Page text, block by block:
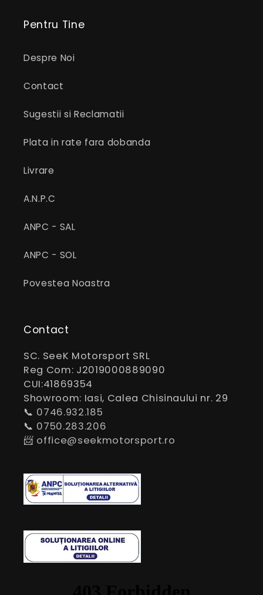
Pentru Tine
Despre Noi
Contact
Sugestii si Reclamatii
Plata in rate fara dobanda
Livrare
A.N.P.C
ANPC - SAL
ANPC - SOL
Povestea Noastra
Contact
SC. SeeK Motorsport SRL
Reg Com: J2019000889090
CUI:41869354
Showroom: Iasi, Calea Chisinaului nr. 29
📞 0746.932.185
📞 0750.283.206
📨 office@seekmotorsport.ro